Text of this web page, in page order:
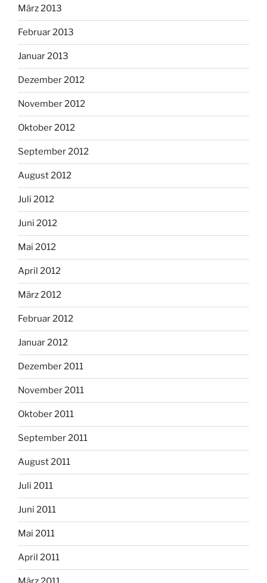
März 2013
Februar 2013
Januar 2013
Dezember 2012
November 2012
Oktober 2012
September 2012
August 2012
Juli 2012
Juni 2012
Mai 2012
April 2012
März 2012
Februar 2012
Januar 2012
Dezember 2011
November 2011
Oktober 2011
September 2011
August 2011
Juli 2011
Juni 2011
Mai 2011
April 2011